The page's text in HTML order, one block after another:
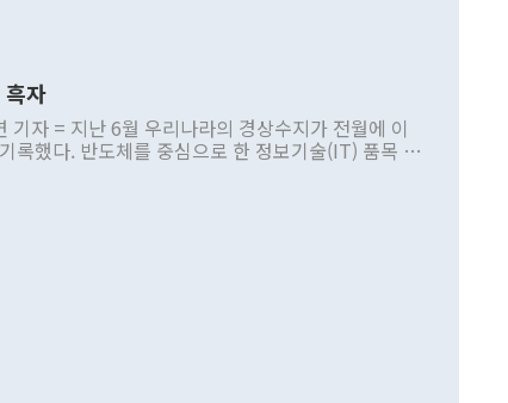
율을 거치지 않은 사안을 정책으로 추진하겠다고 공
현실적 구상'이라는 비판을 내놨다. 그동안 정 장
언이 물의를 빚은 적은 여러 번 있지만 대통령과 유
으로 부정적 입장을 표명한 것은 이례적이다. 정 장
법과 월권을 제어해야 한다는 목소리도 높아지고 있
"현 시점에서 흘러간 선(先)비핵화만 되뇌는 것은
흑자
기자 = 지난 6월 우리나라의 경상수지가 전월에 이
록했다. 반도체를 중심으로 한 정보기술(IT) 품목 수
1000억달러를 넘어섰다. 상품수입은 644억8000만